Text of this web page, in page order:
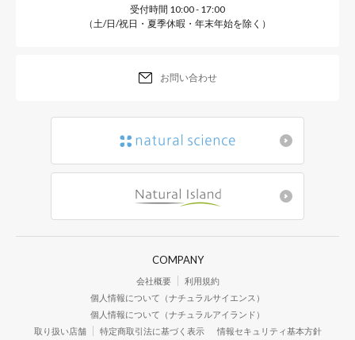
受付時間 10:00 - 17:00
（土/日/祝日・夏季休暇・年末年始を除く）
お問い合わせ
COMPANY
会社概要
利用規約
個人情報について（ナチュラルサイエンス）
個人情報について（ナチュラルアイランド）
取り扱い店舗
特定商取引法に基づく表示 情報セキュリティ基本方針